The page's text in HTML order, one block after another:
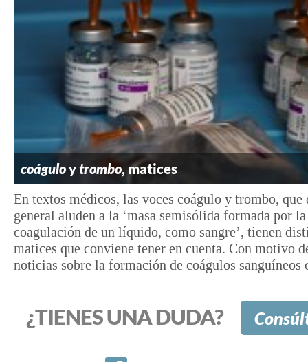
coáguloytrombo, matices
En textos médicos, las voces coágulo y trombo, que
general aluden a la ‘masa semisólida formada por la
coagulación de un líquido, como sangre’, tienen
matices que conviene tener en cuenta. Con motivo
noticias sobre la formación de coágulos sanguíneos
¿TIENES UNA DUDA?